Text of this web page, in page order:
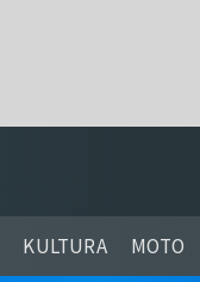
KULTURA MOTO